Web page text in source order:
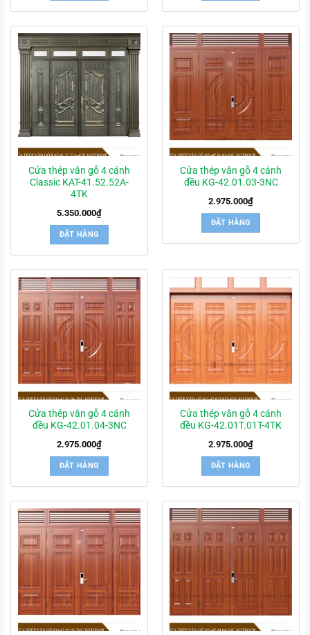
Cửa thép vân gỗ 4 cánh
Classic KAT-41.52.52A-
4TK
5.350.000₫
ĐẶT HÀNG
Cửa thép vân gỗ 4 cánh
đều KG-42.01.03-3NC
2.975.000₫
ĐẶT HÀNG
Cửa thép vân gỗ 4 cánh
đều KG-42.01.04-3NC
2.975.000₫
ĐẶT HÀNG
Cửa thép vân gỗ 4 cánh
đều KG-42.01T.01T-4TK
2.975.000₫
ĐẶT HÀNG